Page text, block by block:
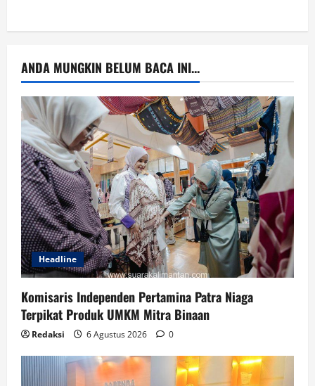
ANDA MUNGKIN BELUM BACA INI...
Headline
Komisaris Independen Pertamina Patra Niaga
Terpikat Produk UMKM Mitra Binaan
Redaksi 6 Agustus 2026 0